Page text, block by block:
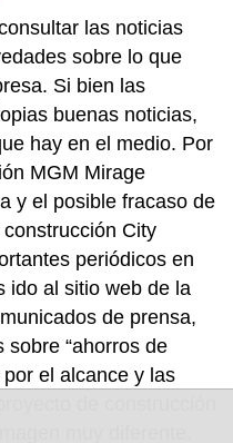
las noticias
sobre lo que
Si bien las
buenas noticias,
hay en el medio. Por
MGM Mirage
y el posible fracaso de
City
periódicos en
ido al sitio web de la
de prensa,
sobre “ahorros de
el alcance y las
de construcción
muy diferente.